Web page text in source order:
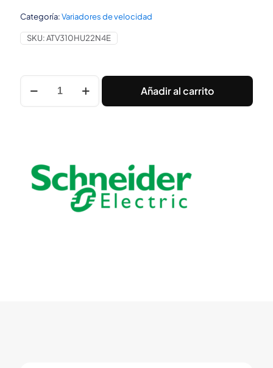
Categoría:Variadores de velocidad
SKU:ATV310HU22N4E
VARIADOR
380VAC
Añadir al carrito